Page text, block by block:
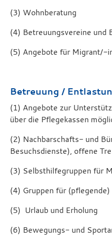
(3) Wohnberatung
(4) Betreuungsvereine und
(5) Angebote für Migrant/-
Betreuung /
(1) Angebote zur
über die Pflegekassen
(2) Nachbarschafts- und
Besuchsdienste), offene
(3) Selbsthilfegruppen für
(4) Gruppen für (pflegende)
(5) Urlaub und Erholung
(6) Bewegungs- und